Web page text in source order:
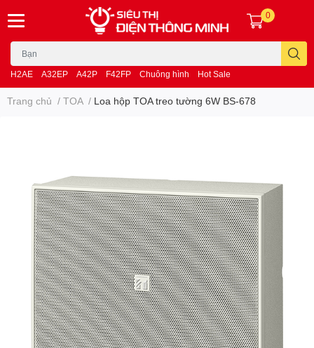
H2AE A32EP A42P F42FP Chuông hình Hot Sale
0
Trang chủ / TOA / Loa hộp TOA treo tường 6W BS-678